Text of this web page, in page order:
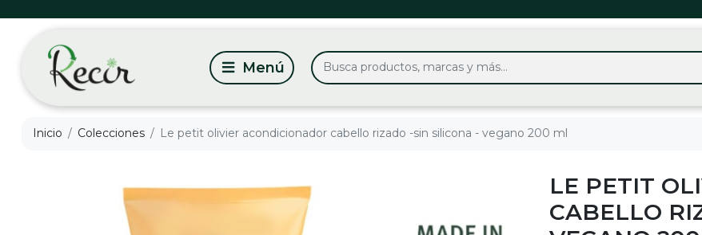
Inicio Colecciones Le petit olivier acondicionador cabello rizado -sin silicona - vegano 200 ml
LE PETIT
CABELLO